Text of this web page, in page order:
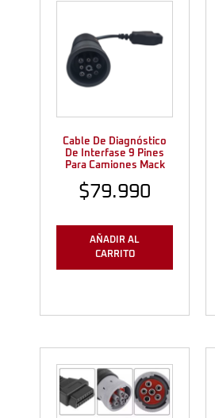
Cable De Diagnóstico
De Interfase 9 Pines
Para Camiones Mack
$79.990
AÑADIR AL
CARRITO